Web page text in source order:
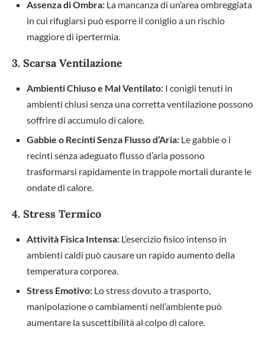
Assenza di Ombra: La mancanza di un’area ombreggiata
in cui rifugiarsi può esporre il coniglio a un rischio
maggiore di ipertermia.
3. Scarsa Ventilazione
Ambienti Chiuso e Mal Ventilato: I conigli tenuti in
ambienti chiusi senza una corretta ventilazione possono
soffrire di accumulo di calore.
Gabbie o Recinti Senza Flusso d’Aria: Le gabbie o i
recinti senza adeguato flusso d’aria possono
trasformarsi rapidamente in trappole mortali durante le
ondate di calore.
4. Stress Termico
Attività Fisica Intensa: L’esercizio fisico intenso in
ambienti caldi può causare un rapido aumento della
temperatura corporea.
Stress Emotivo: Lo stress dovuto a trasporto,
manipolazione o cambiamenti nell’ambiente può
aumentare la suscettibilità al colpo di calore.